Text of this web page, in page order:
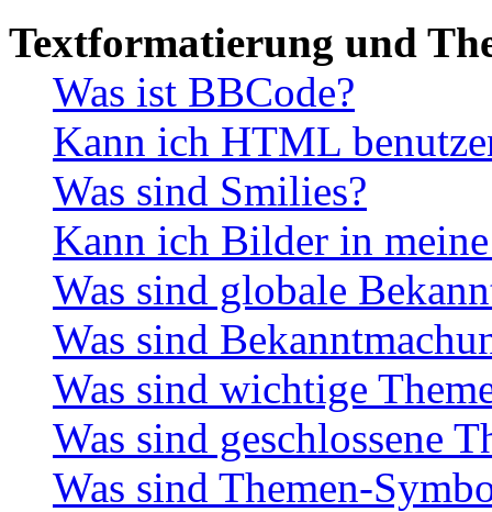
Textformatierung und
Was ist BBCode?
Kann ich HTML
Was sind Smilies?
Kann ich Bilder in
Was sind globale
Was sind
Was sind wichtige
Was sind geschlossene
Was sind Themen-